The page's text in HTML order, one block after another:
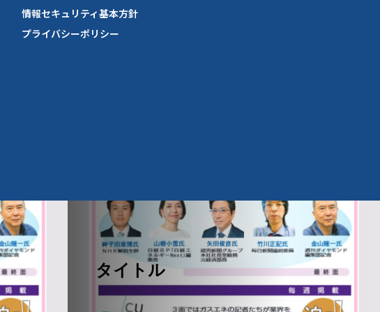
情報セキュリティ基本方針
プライバシーポリシー
タイトル